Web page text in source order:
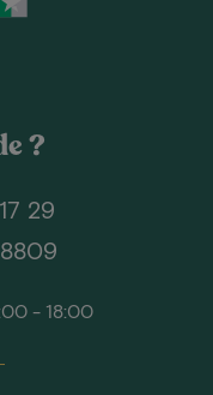
?
29
- 18:00